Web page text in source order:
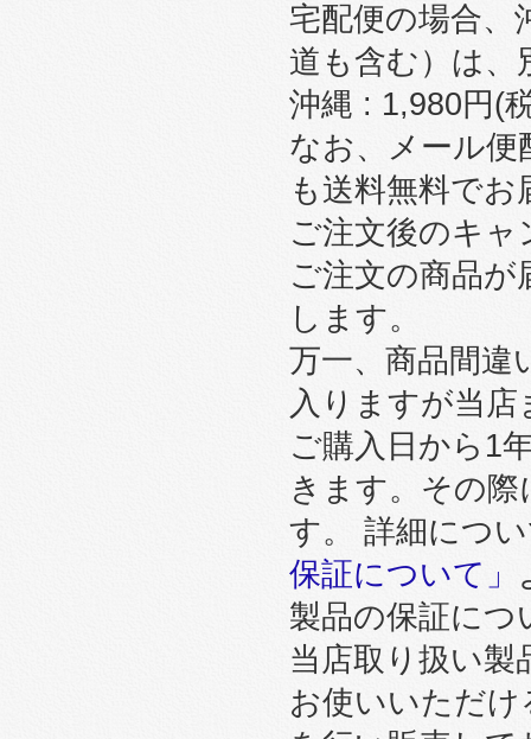
宅配便の場合、
道も含む）は、
沖縄 : 1,980円(
なお、メール便
も送料無料で
ご注文後のキ
ご注文の商品
します。
万一、商品間違
入りますが当
ご購入日から1
きます。その
す。 詳細につ
保証について」
製品の保証につ
当店取り扱い
お使いいただけ